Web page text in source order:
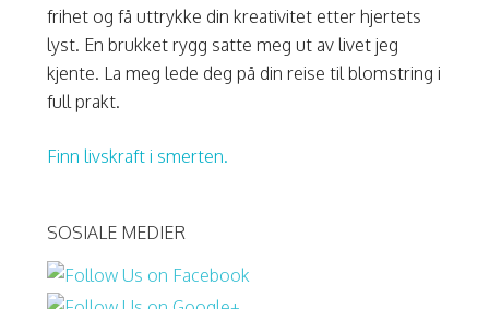
frihet og få uttrykke din kreativitet etter hjertets
lyst. En brukket rygg satte meg ut av livet jeg
kjente. La meg lede deg på din reise til blomstring i
full prakt.
Finn livskraft i smerten.
SOSIALE MEDIER